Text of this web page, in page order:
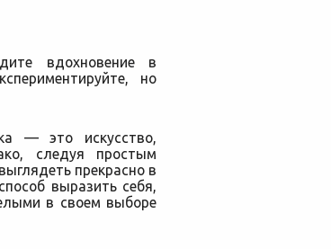
вдохновение в
но
— это искусство,
следуя простым
прекрасно в
выразить себя,
в своем выборе